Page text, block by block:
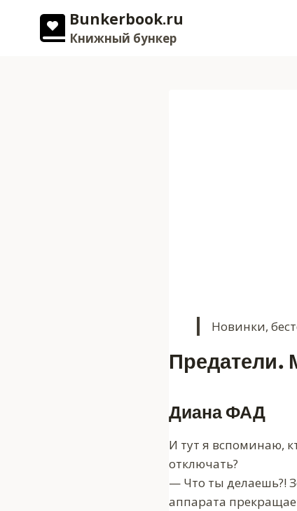
содержимому
Bunkerbook.ru
Книжный бункер
Новинки,
Предатели.
Диана ФАД
И тут я вспоминаю,
отключать?
— Что ты делаешь?!
аппарата